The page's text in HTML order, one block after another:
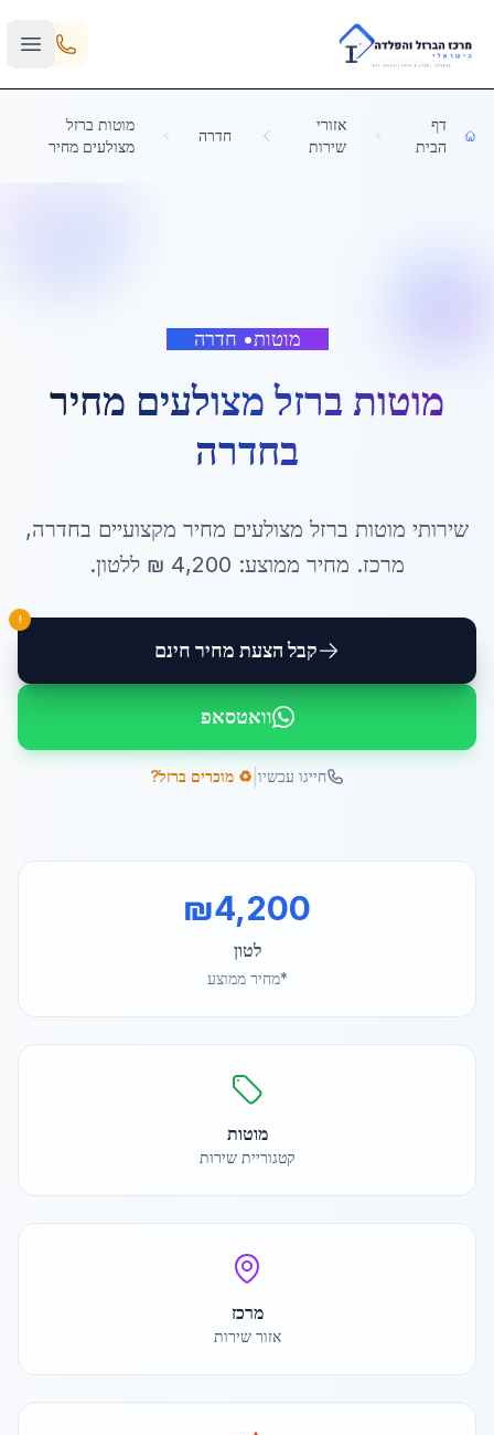
Skip to main content
דף
הבית
אזורי
שירות
חדרה
מוטות ברזל
מצולעים מחיר
מוטות• חדרה
מוטות ברזל מצולעים מחיר
בחדרה
שירותי מוטות ברזל מצולעים מחיר מקצועיים בחדרה,
מרכז. מחיר ממוצע: 4,200 ₪ ללטון.
קבל הצעת מחיר חינם
!
וואטסאפ
חייגו עכשיו ♻️ מוכרים ברזל?
₪4,200
לטון
*מחיר ממוצע
מוטות
קטגוריית שירות
מרכז
אזור שירות